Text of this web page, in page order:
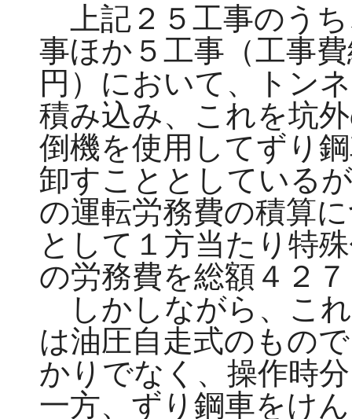
上記２５工事のうち
事ほか５工事（工事
円）において、トン
積み込み、これを坑
倒機を使用してずり
卸すこととしている
の運転労務費の積算
として１方当たり特
の労務費を総額４２
しかしながら、こ
は油圧自走式のもの
かりでなく、操作時
一方、ずり鋼車をけ